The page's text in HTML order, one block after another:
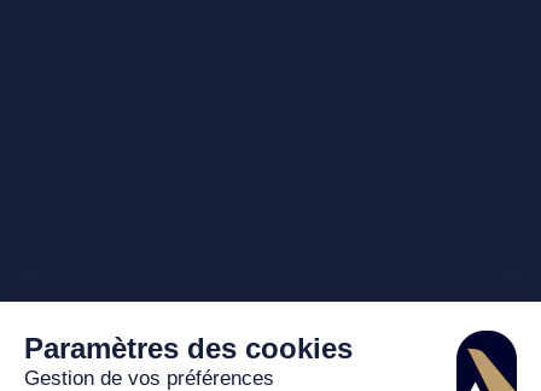
Paramètres des cookies
Gestion de vos préférences